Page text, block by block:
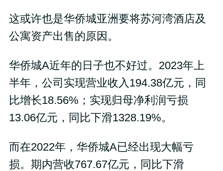
这或许也是华侨城亚洲要将苏河湾酒店及
公寓资产出售的原因。
华侨城A近年的日子也不好过。2023年上
半年，公司实现营业收入194.38亿元，同
比增长18.56%；实现归母净利润亏损
13.06亿元，同比下滑1328.19%。
而在2022年，华侨城A已经出现大幅亏
损。期内营收767.67亿元，同比下滑